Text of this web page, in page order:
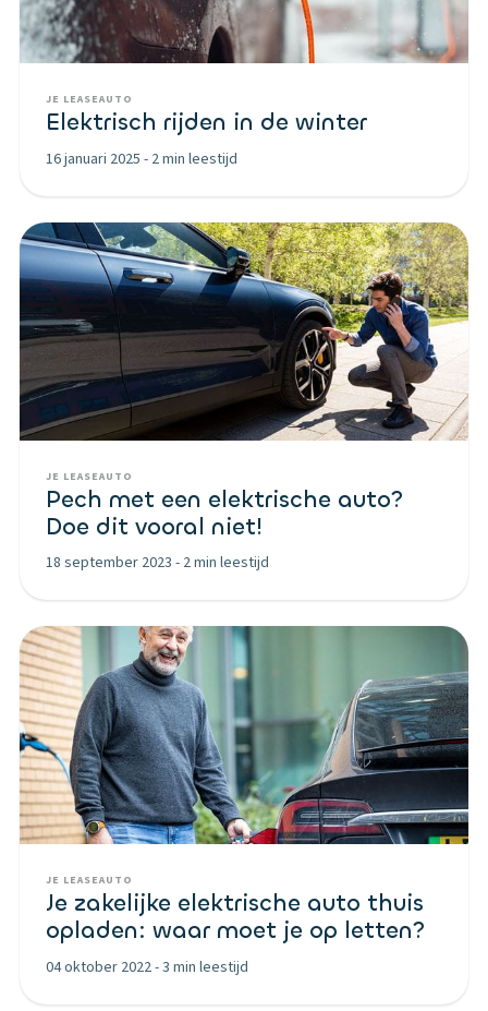
JE LEASEAUTO
Elektrisch rijden in de winter
16 januari 2025 - 2 min leestijd
JE LEASEAUTO
Pech met een elektrische auto?
Doe dit vooral niet!
18 september 2023 - 2 min leestijd
JE LEASEAUTO
Je zakelijke elektrische auto thuis
opladen: waar moet je op letten?
04 oktober 2022-3 min leestijd